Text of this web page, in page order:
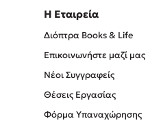
Η Εταιρεία
Διόπτρα Books & Life
Επικοινωνήστε μαζί μας
Νέοι Συγγραφείς
Θέσεις Εργασίας
Φόρμα Υπαναχώρησης